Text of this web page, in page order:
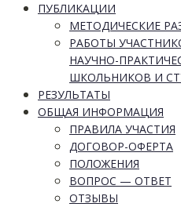
ПУБЛИКАЦИИ
МЕТОДИЧЕСКИЕ
РАБОТЫ
НАУЧНО-
ШКОЛЬНИКОВ И
РЕЗУЛЬТАТЫ
ОБЩАЯ ИНФОРМАЦИЯ
ПРАВИЛА УЧАСТИЯ
ДОГОВОР-ОФЕРТА
ПОЛОЖЕНИЯ
ВОПРОС — ОТВЕТ
ОТЗЫВЫ